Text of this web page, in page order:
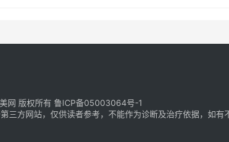
网 版权所有 鲁ICP备05003064号-1
三方网站，仅供读者参考，不能作为诊断及治疗依据，如